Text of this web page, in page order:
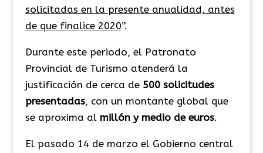
solicitadas en la presente anualidad, antes
de que finalice 2020”.
Durante este periodo, el Patronato
Provincial de Turismo atenderá la
justificación de cerca de 500 solicitudes
presentadas, con un montante global que
se aproxima al millón y medio de euros.
El pasado 14 de marzo el Gobierno central